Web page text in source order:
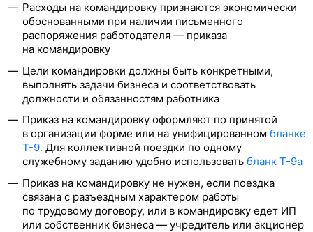
Расходы на командировку признаются экономически
обоснованными при наличии письменного
распоряжения работодателя — приказа
на командировку
Цели командировки должны быть конкретными,
выполнять задачи бизнеса и соответствовать
должности и обязанностям работника
Приказ на командировку оформляют по принятой
в организации форме или на унифицированном бланке
Т-9. Для коллективной поездки по одному
служебному заданию удобно использовать бланк Т-9а
Приказ на командировку не нужен, если поездка
связана с разъездным характером работы
по трудовому договору, или в командировку едет ИП
или собственник бизнеса — учредитель или акционер